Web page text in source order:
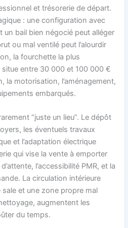
et trésorerie de départ.
: une configuration avec
un bail bien négocié peut alléger
ou mal ventilé peut l’alourdir
la fourchette la plus
entre 30 000 et 100 000 €
la motorisation, l’aménagement,
embarqués.
“juste un lieu”. Le dépôt
les éventuels travaux
et l’adaptation électrique
qui vise la vente à emporter
l’accessibilité PMR, et la
La circulation intérieure
et une zone propre mal
augmentent les
du temps.